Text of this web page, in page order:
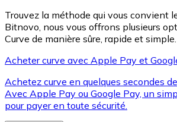
XRP
XRP
Trouvez la méthode qui vous convient
Bitnovo, nous vous offrons plusieurs
Curve de manière sûre, rapide et simple.
Acheter curve avec Apple Pay et
Achetez curve en quelques secondes
Avec Apple Pay ou Google Pay, un
pour payer en toute sécurité.